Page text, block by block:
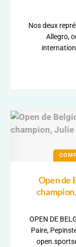
Nos deux
Allegro,
Open de
OPEN DE
Paire,